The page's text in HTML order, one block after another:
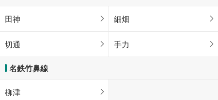
田神 細畑
切通 手力
名鉄竹鼻線
柳津